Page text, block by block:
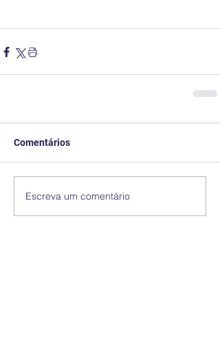
Comentários
Escreva um comentário